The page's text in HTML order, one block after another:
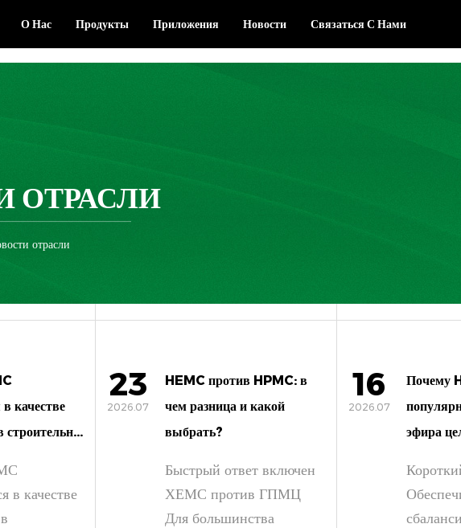
О Нас Продукты Приложения Новости Связаться С Нами
ОТРАСЛИ
отрасли
в качестве
строительн...
в качестве
23
2026.07
HEMC против HPMC: в
чем разница и какой
выбрать?
Быстрый ответ включен
ХЕМС против ГПМЦ
Для большинства
16
2026.07
Почему
эфира